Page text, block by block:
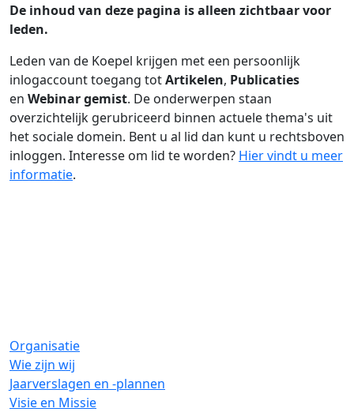
De inhoud van deze pagina is alleen zichtbaar voor
leden.
Leden van de Koepel krijgen met een persoonlijk
inlogaccount toegang totArtikelen, Publicaties
en Webinar gemist. De onderwerpen staan
overzichtelijk gerubriceerd binnen actuele thema's uit
het sociale domein. Bent u al lid dan kunt u rechtsboven
inloggen. Interesse om lid te worden? Hier vindt u meer
informatie.
Organisatie
Wie zijn wij
Jaarverslagen en -plannen
Visie en Missie